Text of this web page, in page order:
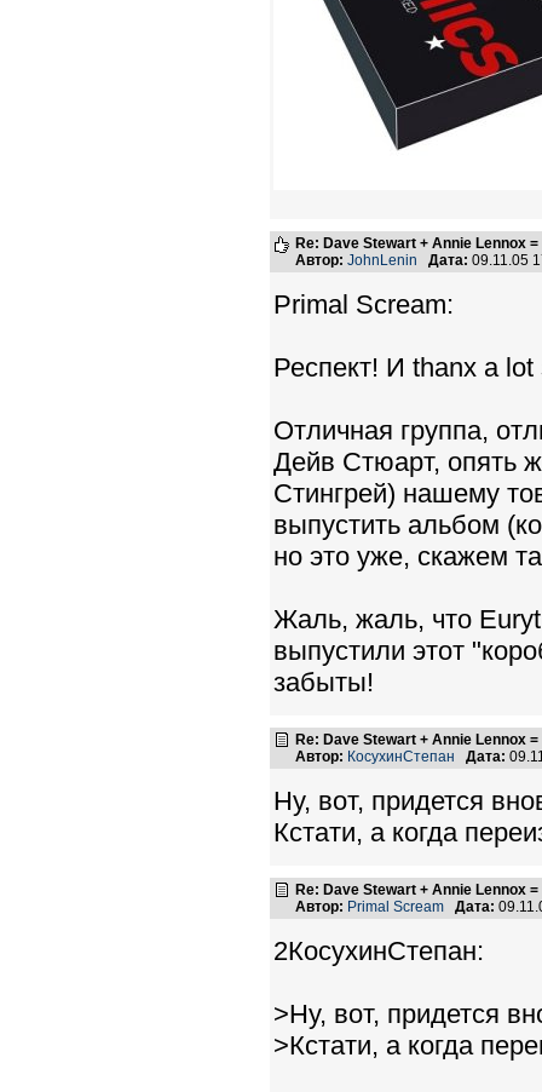
Re: Dave Stewart + Annie Lennox
Автор: JohnLenin Дата: 09.11.05
Primal Scream:
Респект! И thanx a lot
Отличная группа,
Дейв Стюарт, опять
Стингрей) нашему
выпустить альбом
но это уже, скажем
Жаль, жаль, что
выпустили этот
забыты!
Re: Dave Stewart + Annie Lennox
Автор: КосухинСтепан Дата:
Ну, вот, придется
Кстати, а когда
Re: Dave Stewart + Annie Lennox
Автор: Primal Scream Дата:
2КосухинСтепан:
>Ну, вот, придется
>Кстати, а когда